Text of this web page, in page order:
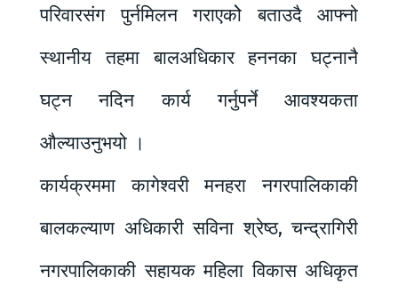
परिवारसंग पुर्नमिलन गराएकोे बताउदै आफ्नो
स्थानीय तहमा बालअधिकार हननका घट्नानै
घट्न नदिन कार्य गर्नुपर्ने आवश्यकता
औल्याउनुभयो ।
कार्यक्रममा कागेश्वरी मनहरा नगरपालिकाकी
बालकल्याण अधिकारी सविना श्रेष्ठ, चन्द्रागिरी
नगरपालिकाकी सहायक महिला विकास अधिकृत